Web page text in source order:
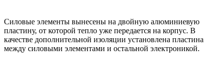
Силовые элементы вынесены на двойную алюминиевую
пластину, от которой тепло уже передается на корпус. В
качестве дополнительной изоляции установлена пластина
между силовыми элементами и остальной электроникой.